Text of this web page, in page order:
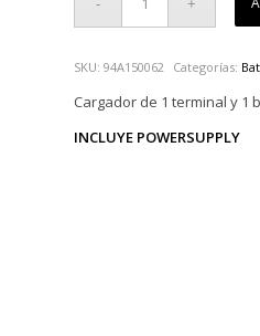
SKU:94A150062 Categorías:
Cargador de 1 terminal y 1
INCLUYE POWERSUPPLY